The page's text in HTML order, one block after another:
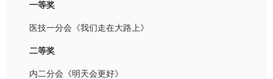
一等奖
医技一分会《我们走在大路上》
二等奖
内二分会《明天会更好》